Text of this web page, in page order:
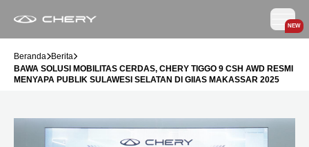
NEW
Beranda Berita
BAWA SOLUSI MOBILITAS CERDAS, CHERY TIGGO 9 CSH AWD RESMI
MENYAPA PUBLIK SULAWESI SELATAN DI GIIAS MAKASSAR 2025